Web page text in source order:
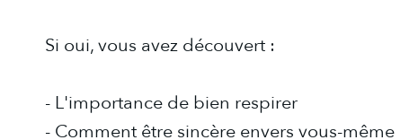
Si oui, vous avez découvert :
- L'importance de bien respirer
- Comment être sincère envers vous-même